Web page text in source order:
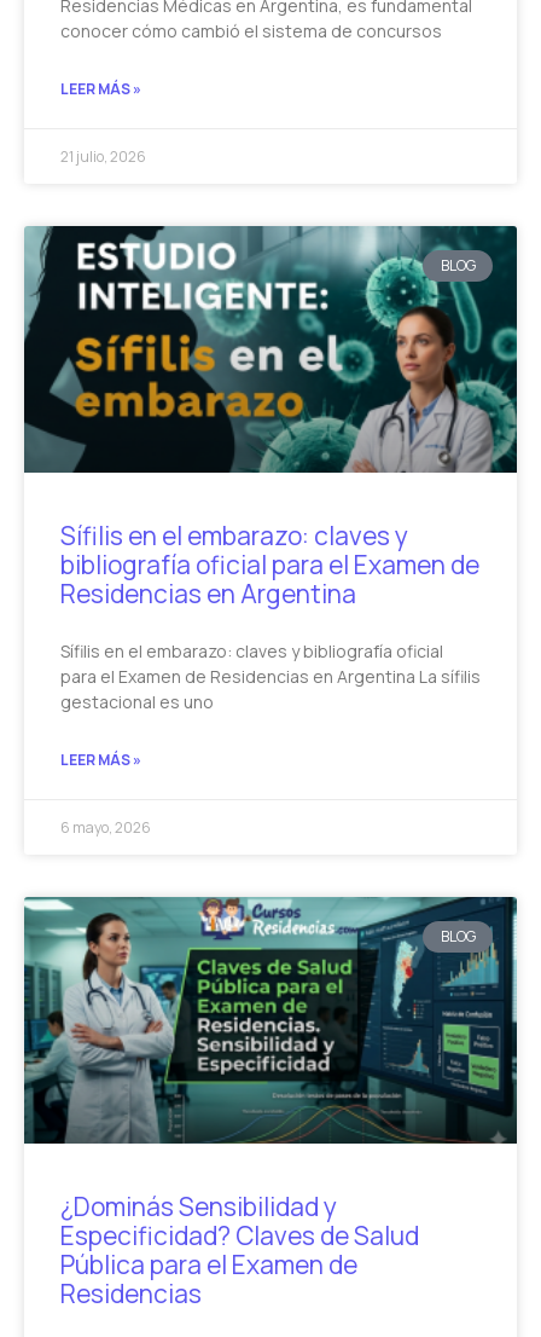
Residencias Médicas en Argentina, es fundamental
conocer cómo cambió el sistema de concursos
LEER MÁS »
21 julio, 2026
BLOG
Sífilis en el embarazo: claves y
bibliografía oficial para el Examen de
Residencias en Argentina
Sífilis en el embarazo: claves y bibliografía oficial
para el Examen de Residencias en Argentina La sífilis
gestacional es uno
LEER MÁS »
6 mayo, 2026
BLOG
¿Dominás Sensibilidad y
Especificidad? Claves de Salud
Pública para el Examen de
Residencias